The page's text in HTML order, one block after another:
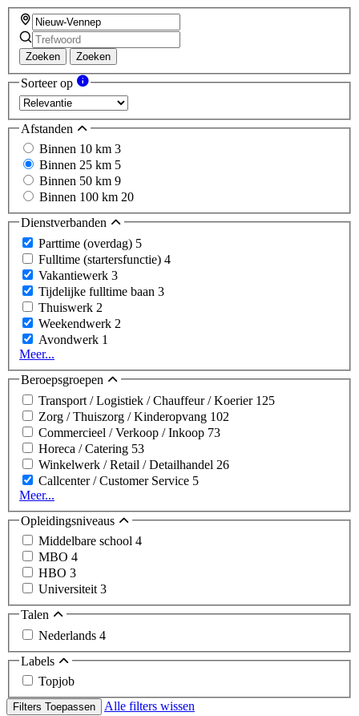
Zoeken Zoeken
Sorteer op
Afstanden
Binnen 10 km 3
Binnen 25 km 5
Binnen 50 km 9
Binnen 100 km 20
Dienstverbanden
Parttime (overdag) 5
Fulltime (startersfunctie) 4
Vakantiewerk 3
Tijdelijke fulltime baan 3
Thuiswerk 2
Weekendwerk 2
Avondwerk 1
Meer...
Beroepsgroepen
Transport / Logistiek / Chauffeur / Koerier 125
Zorg / Thuiszorg / Kinderopvang 102
Commercieel / Verkoop / Inkoop 73
Horeca / Catering 53
Winkelwerk / Retail / Detailhandel 26
Callcenter / Customer Service 5
Meer...
Opleidingsniveaus
Middelbare school 4
MBO 4
HBO 3
Universiteit 3
Talen
Nederlands 4
Labels
Topjob
Filters Toepassen
Alle filters wissen